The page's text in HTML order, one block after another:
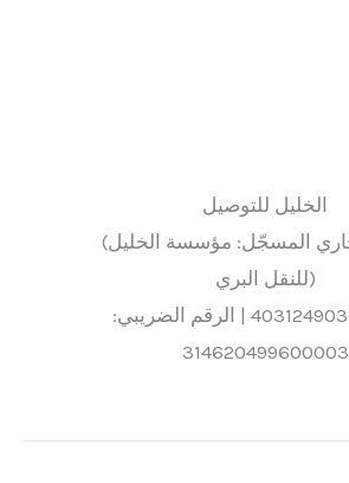
الخليل للتوصيل
(الاسم التجاري المسجّل: مؤسسة الخليل
للنقل البري)
س.ت: 4031249036 | الرقم الضريبي:
314620499600003